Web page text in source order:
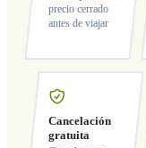
precio cerrado
antes de viajar
Cancelación
gratuita